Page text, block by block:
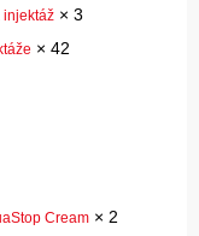
injektáž × 3
× 42
Cream × 2